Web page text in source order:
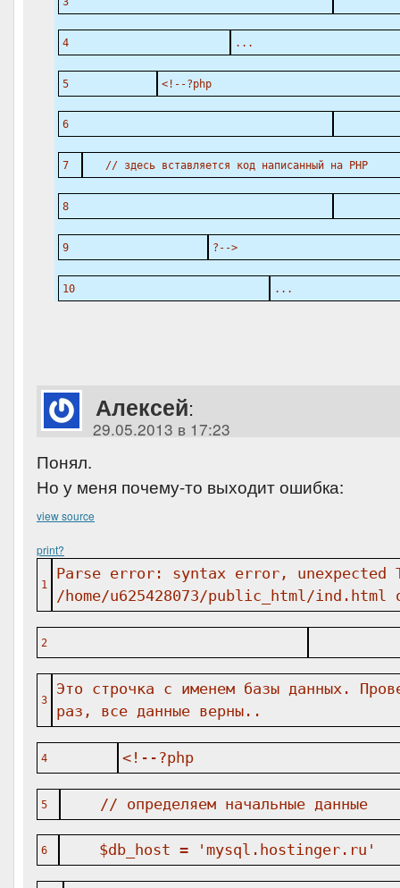
4 ...
5 <!--?php
6
7 // здесь вставляется код написанный на PHP
8
9 ?-->
10 ...
Алексей:
29.05.2013 в 17:23
Понял.
Но у меня почему-то выходит ошибка:
view source
print?
1
Parse error: syntax error, unexpected
/home/u625428073/public_html/
2
3
Это строчка с именем базы данных.
раз, все данные верны..
4 <!--?php
5 // определяем начальные данные
6 $db_host = 'mysql.hostinger.ru'